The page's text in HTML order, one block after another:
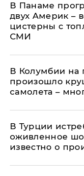
В Панаме
двух Америк –
цистерны с
СМИ
В Колумбии на
произошло
самолета –
В Турции
оживленное
известно о